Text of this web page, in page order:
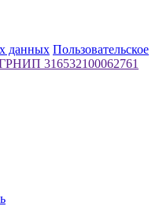
данных Пользовательское
316532100062761